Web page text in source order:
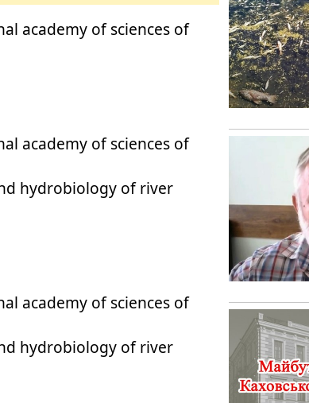
academy of sciences of
academy of sciences of
hydrobiology of river
academy of sciences of
hydrobiology of river